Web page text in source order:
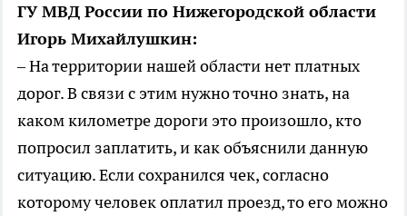
ГУ МВД России по Нижегородской области
Игорь Михайлушкин:
– На территории нашей области нет платных
дорог. В связи с этим нужно точно знать, на
каком километре дороги это произошло, кто
попросил заплатить, и как объяснили данную
ситуацию. Если сохранился чек, согласно
которому человек оплатил проезд, то его можно